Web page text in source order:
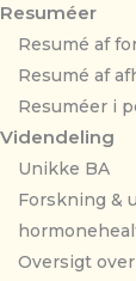
Resuméer
Resumé af
Resumé af
Resuméer i
Videndeling
Unikke BA
Forskning &
Oversigt